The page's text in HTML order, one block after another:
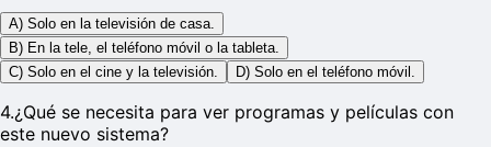
A) Solo en la televisión de casa.
B) En la tele, el teléfono móvil o la tableta.
C) Solo en el cine y la televisión.
D) Solo en el teléfono móvil.
4.¿Qué se necesita para ver programas y películas con
este nuevo sistema?